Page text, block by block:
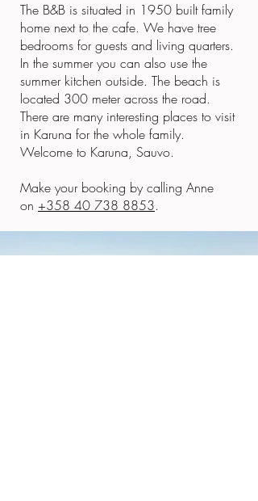
The B&B is situated in 1950 built family
home next to the cafe. We have tree
bedrooms for guests and living quarters.
In the summer you can also use the
summer kitchen outside. The beach is
located 300 meter across the road.
There are many interesting places to visit
in Karuna for the whole family.
Welcome to Karuna, Sauvo.
Make your booking by calling Anne
on +358 40 738 8853.